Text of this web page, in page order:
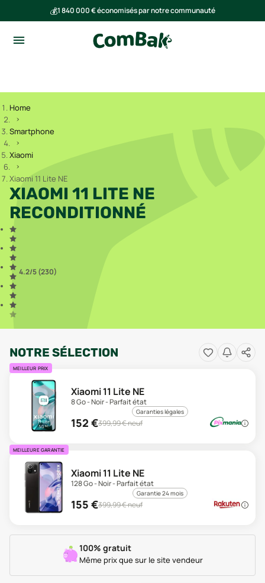
💰1 840 000 € économisés par notre communauté
Home
Smartphone
Xiaomi
Xiaomi 11 Lite NE
XIAOMI 11 LITE NE
RECONDITIONNÉ
4.2/5 (230)
NOTRE SÉLECTION
MEILLEUR PRIX
Xiaomi 11 Lite NE
8 Go - Noir - Parfait état
Garanties légales
152 €399,99€ neuf
MEILLEURE GARANTIE
Xiaomi 11 Lite NE
128 Go - Noir - Parfait état
Garantie 24 mois
155 €399,99€ neuf
100% gratuit
Même prix que sur le site vendeur